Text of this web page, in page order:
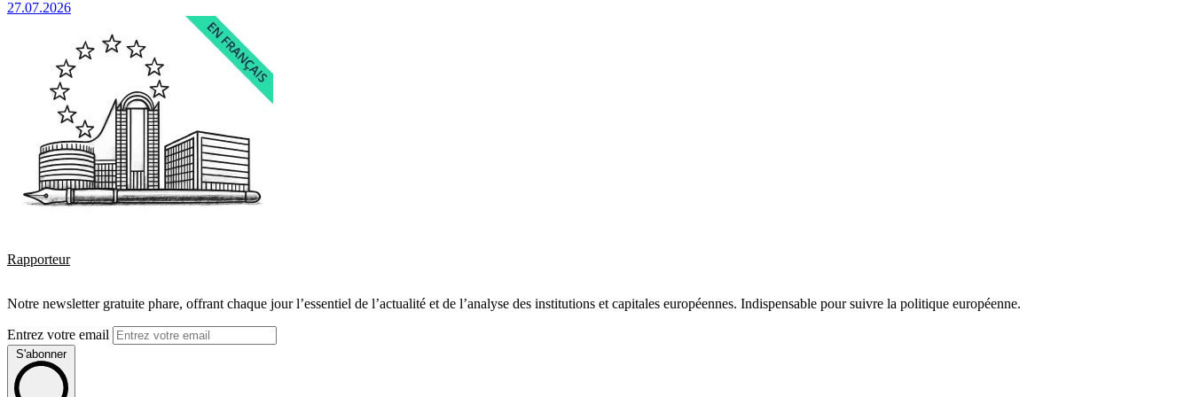
27.07.2026
Rapporteur
Notre newsletter gratuite phare, offrant chaque jour l’essentiel de l’actualité et de l’analyse des institutions et capitales européennes. Indispensable pour suivre la politique européenne.
Entrez votre email
S'abonner